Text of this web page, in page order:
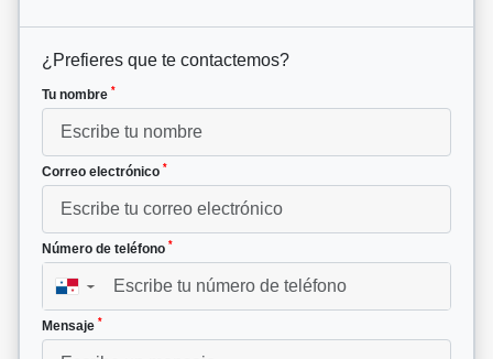
¿Prefieres que te contactemos?
Tu nombre *
Correo electrónico *
Número de teléfono *
▼
Mensaje *